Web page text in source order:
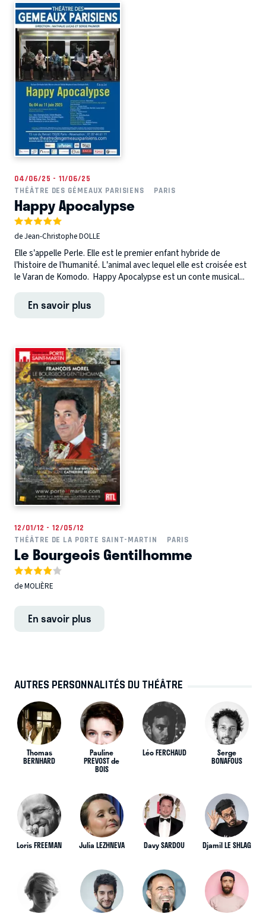
04/06/25 - 11/06/25
THÉÂTRE DES GÉMEAUX PARISIENS
PARIS
Happy Apocalypse
de Jean-Christophe DOLLE
Elle s’appelle Perle. Elle est le premier enfant hybride de
l’histoire de l’humanité. L’animal avec lequel elle est croisée est
le Varan de Komodo. Happy Apocalypse est un conte musical...
En savoir plus
12/01/12 - 12/05/12
THÉÂTRE DE LA PORTE SAINT-MARTIN
PARIS
Le Bourgeois Gentilhomme
de MOLIÈRE
En savoir plus
AUTRES PERSONNALITÉS DU THÉÂTRE
Thomas
BERNHARD
Pauline
PREVOST de
BOIS
Léo FERCHAUD Serge
BONAFOUS
Loris FREEMAN Julia LEZHNEVA Davy SARDOU Djamil LE SHLAG